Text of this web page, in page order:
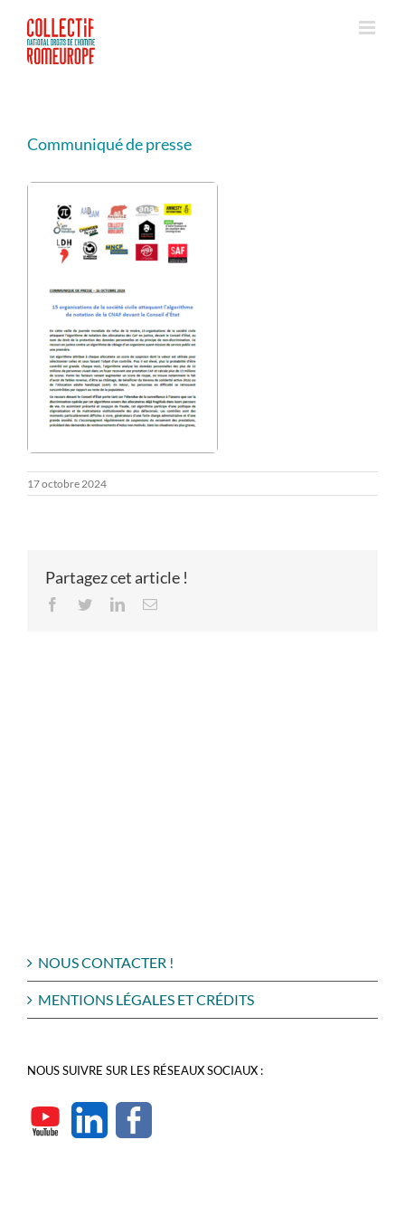
contenu
Communiqué de presse
17 octobre 2024
Partagez cet article !
Facebook
TwitterLinkedInEmail
NOUS CONTACTER !
MENTIONS LÉGALES ET CRÉDITS
NOUS SUIVRE SUR LES RÉSEAUX SOCIAUX :